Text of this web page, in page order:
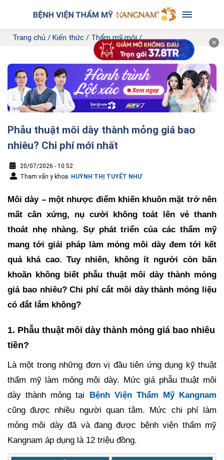
Trang chủ / Kiến thức / Thẩm mỹ môi/
Phẫu thuật môi dày thành mỏng giá bao
nhiêu? Chi phí mới nhất
20/07/2026 - 10:52
Tham vấn y khoa: HUỲNH THỊ TUYẾT NHƯ
Môi dày – một nhược điểm khiến khuôn mặt trở nên
mất cân xứng, nụ cười không toát lên vẻ thanh
thoát nhẹ nhàng. Sự phát triển của các thẩm mỹ
mang tới giải pháp làm mỏng môi dày đem tới kết
quả khá cao. Tuy nhiên, không ít người còn băn
khoăn không biết phẫu thuật môi dày thành mỏng
giá bao nhiêu? Chi phí cắt môi dày thành mỏng liệu
có đắt lắm không?
1. Phẫu thuật môi dày thành mỏng giá bao nhiêu
tiền?
Là một trong những đơn vị đầu tiên ứng dụng kỹ thuật
thẩm mỹ làm mỏng môi dày. Mức giá phẫu thuật môi
dày thành mỏng tại Bệnh Viện Thẩm Mỹ Kangnam
cũng được nhiều người quan tâm. Mức chi phí làm
mỏng môi dày đã và đang được bệnh viện thẩm mỹ
Kangnam áp dụng là 12 triệu đồng.
✕